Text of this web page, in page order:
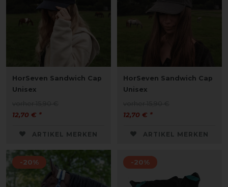
HorSeven Sandwich Cap
Unisex
12,70 € *
ARTIKEL MERKEN
HorSeven Sandwich Cap
Unisex
12,70 € *
ARTIKEL MERKEN
-20% -20%